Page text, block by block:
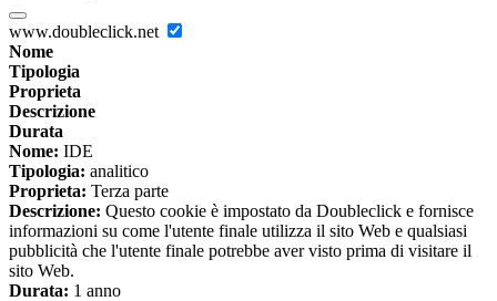
www.doubleclick.net
Nome
Tipologia
Proprieta
Descrizione
Durata
Nome: IDE
Tipologia: analitico
Proprieta: Terza parte
Descrizione: Questo cookie è impostato da Doubleclick e fornisce
informazioni su come l'utente finale utilizza il sito Web e qualsiasi
pubblicità che l'utente finale potrebbe aver visto prima di visitare il
sito Web.
Durata: 1 anno